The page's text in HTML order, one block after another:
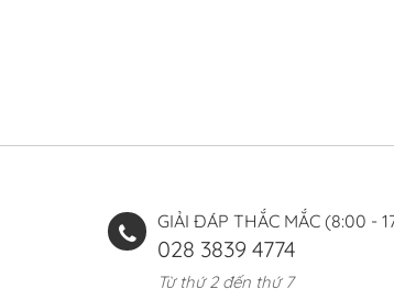
GIẢI ĐÁP THẮC MẮC (8:00 -
028 3839 4774
Từ thứ 2 đến thứ 7